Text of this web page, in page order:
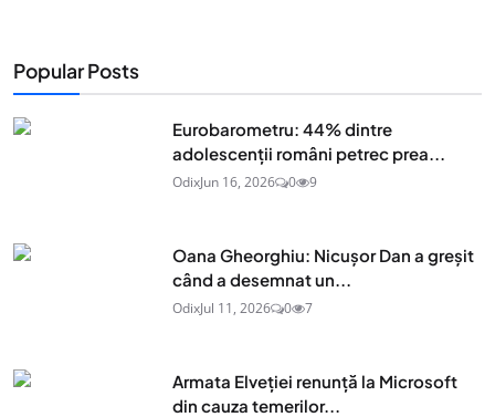
Popular Posts
Eurobarometru: 44% dintre
adolescenţii români petrec prea...
OdixJun 16, 2026 0 9
Oana Gheorghiu: Nicușor Dan a greșit
când a desemnat un...
OdixJul 11, 2026 0 7
Armata Elveției renunță la Microsoft
din cauza temerilor...